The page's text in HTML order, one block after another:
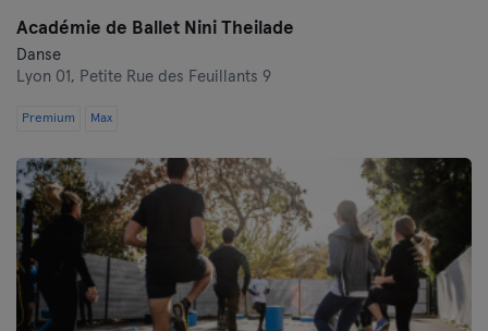
Académie de Ballet Nini Theilade
Danse
Lyon 01, Petite Rue des Feuillants 9
Premium Max